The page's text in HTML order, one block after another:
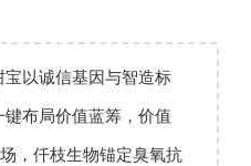
以诚信基因与智造标
布局价值蓝筹，价值
，仟枝生物锚定臭氧抗